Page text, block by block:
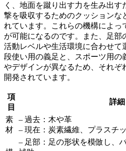
く、 地面を蹴り出す力を生み出す
撃を吸収するためのクッションな
れています。これらの機構によっ
が可能になるのです。また、足部
活動レベルや生活環境に合わせて
段使い用の義足と、スポーツ用の
やデザインが異なるため、それぞ
開発されています。
項
目
詳細
素
材
– 過去：木や革
– 現在：炭素繊維、プラスチ
– 足部：足の形状を模倣し、